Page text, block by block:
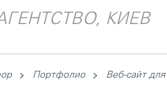
КИЕВ
Портфолио Веб-сайт